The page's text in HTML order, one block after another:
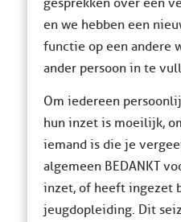
gesprekken over een
en we hebben een
functie op een andere
ander persoon in te
Om iedereen
hun inzet is moeilijk,
iemand is die je
algemeen BEDANKT
inzet, of heeft ingezet
jeugdopleiding. Dit